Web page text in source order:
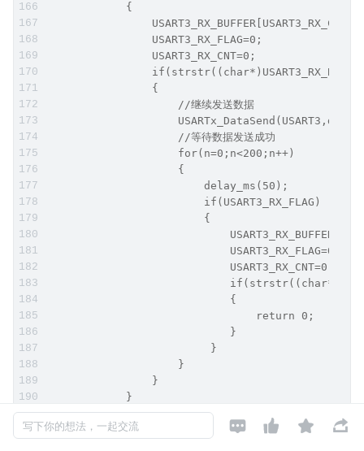
            {
                USART3_RX_FLAG=0;
                USART3_RX_CNT=0;
                {
                    //继续发送数据
                    //等待数据发送成功
                    for(n=0;n<200;n++)
                    {
                        delay_ms(50);
                        if(USART3_RX_FLAG)
                        {
                            USART3_RX_FLAG=0;
                            USART3_RX_CNT=0;
                            {
                                return 0;
                            }
                         }
                    }
                }
            }
        }
    }
写下你的想法，一起交流    